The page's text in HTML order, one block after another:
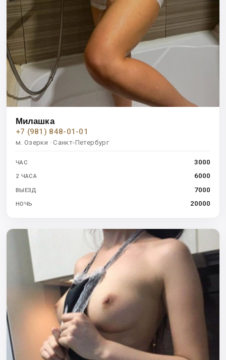
Милашка
+7 (981) 848-01-01
м. Озерки · Санкт-Петербург
ЧАС 3000
2 ЧАСА 6000
ВЫЕЗД 7000
НОЧЬ 20000